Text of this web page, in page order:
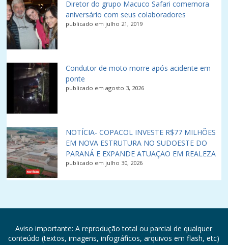
Diretor do grupo Macuco Safari comemora
aniversário com seus colaboradores
publicado em julho 21, 2019
Condutor de moto morre após acidente em
ponte
publicado em agosto 3, 2026
NOTÍCIA- COPACOL INVESTE R$77 MILHÕES
EM NOVA ESTRUTURA NO SUDOESTE DO
PARANÁ E EXPANDE ATUAÇÃO EM REALEZA
publicado em julho 30, 2026
Aviso importante: A reprodução total ou parcial de qualquer
conteúdo (textos, imagens, infográficos, arquivos em flash, etc)